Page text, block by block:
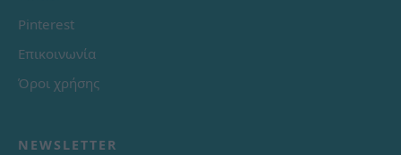
Pinterest
Επικοινωνία
Όροι χρήσης
NEWSLETTER